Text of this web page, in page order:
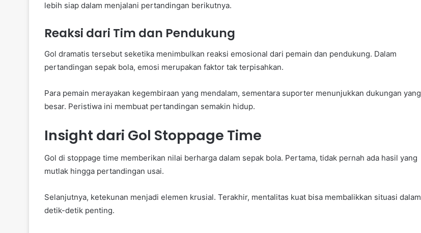
lebih siap dalam menjalani pertandingan berikutnya.
Reaksi dari Tim dan Pendukung
Gol dramatis tersebut seketika menimbulkan reaksi emosional dari pemain dan pendukung. Dalam
pertandingan sepak bola, emosi merupakan faktor tak terpisahkan.
Para pemain merayakan kegembiraan yang mendalam, sementara suporter menunjukkan dukungan yang
besar. Peristiwa ini membuat pertandingan semakin hidup.
Insight dari Gol Stoppage Time
Gol di stoppage time memberikan nilai berharga dalam sepak bola. Pertama, tidak pernah ada hasil yang
mutlak hingga pertandingan usai.
Selanjutnya, ketekunan menjadi elemen krusial. Terakhir, mentalitas kuat bisa membalikkan situasi dalam
detik-detik penting.